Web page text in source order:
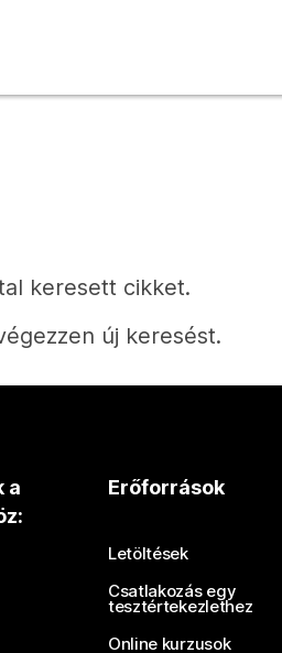
keresett cikket.
új keresést.
a
Erőforrások
Letöltések
Csatlakozás egy
tesztértekezlethez
Online kurzusok